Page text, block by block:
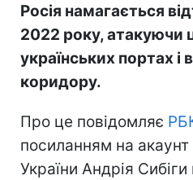
Росія намагається
2022 року, атакуючи
українських портах
коридору.
Про це повідомляє
посиланням на
України Андрія Сибіги